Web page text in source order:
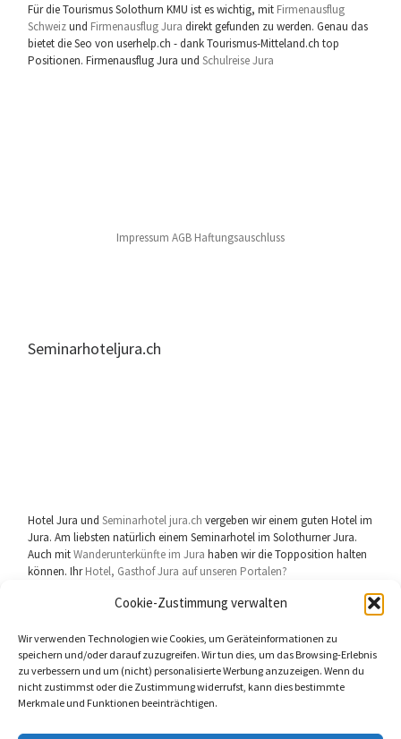
Cookie-Zustimmung verwalten
Wir verwenden Technologien wie Cookies, um Geräteinformationen zu
speichern und/oder darauf zuzugreifen. Wir tun dies, um das Browsing-Erlebnis
zu verbessern und um (nicht) personalisierte Werbung anzuzeigen. Wenn du
nicht zustimmst oder die Zustimmung widerrufst, kann dies bestimmte
Merkmale und Funktionen beeinträchtigen.
Für die Tourismus Solothurn KMU ist es wichtig, mit Firmenausflug
Schweizund Firmenausflug Jura direkt gefunden zu werden. Genau das
bietet die Seo von userhelp.ch - dank Tourismus-Mitteland.ch top
Positionen. Firmenausflug Jura undSchulreise Jura
Impressum AGB Haftungsauschluss
Seminarhoteljura.ch
Hotel Jura undSeminarhotel jura.ch vergeben wir einem guten Hotel im
Jura. Am liebsten natürlich einem Seminarhotel im Solothurner Jura.
Auch mitWanderunterkünfte im Jura haben wir die Topposition halten
können. IhrHotel, Gasthof Jura auf unseren Portalen?
userhelp.ch Gerichtsstand Biberist SolothurnSchweiz